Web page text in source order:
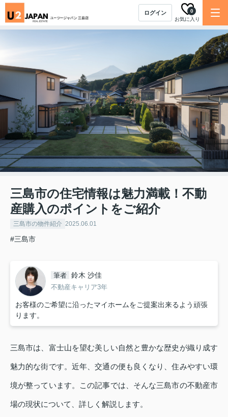
ログイン
お気に入り
0
三島市の住宅情報は魅力満載！不動
産購入のポイントをご紹介
三島市の物件紹介 2025.06.01
#三島市
筆者 鈴木 沙佳
不動産キャリア3年
お客様のご希望に沿ったマイホームをご提案出来るよう頑張
ります。
三島市は、富士山を望む美しい自然と豊かな歴史が織り成す
魅力的な街です。近年、交通の便も良くなり、住みやすい環
境が整っています。この記事では、そんな三島市の不動産市
場の現状について、詳しく解説します。